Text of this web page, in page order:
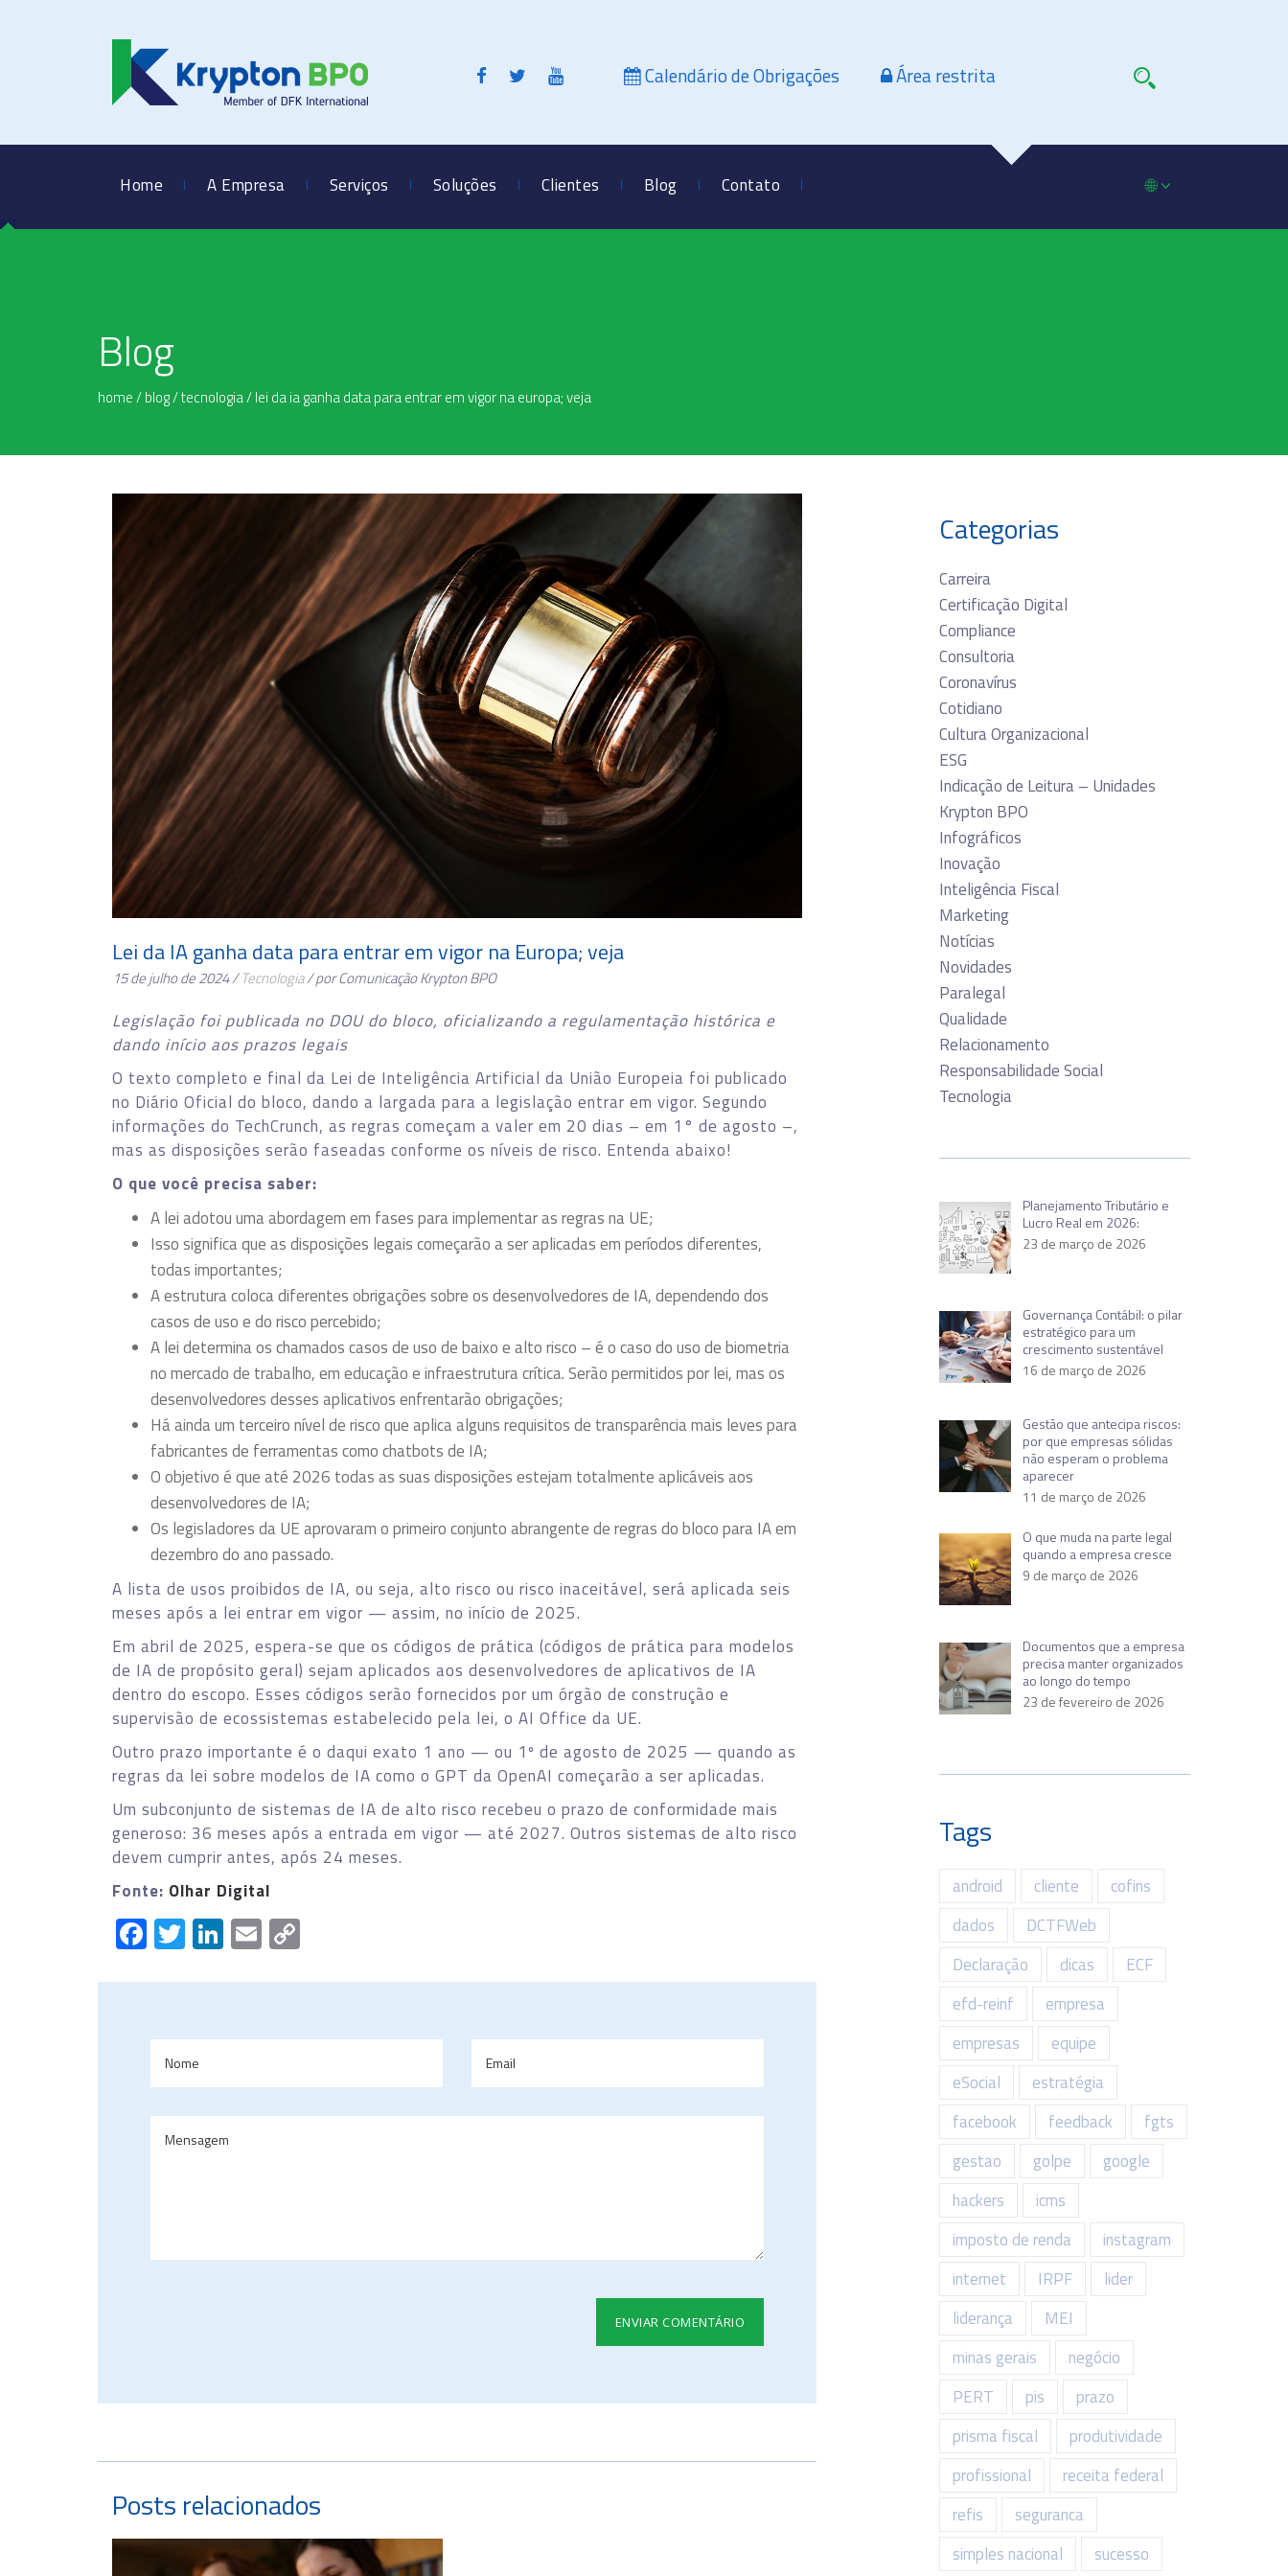
Calendário de Obrigações Área restrita
Home A Empresa Serviços Soluções Clientes Blog Contato 🌐
Blog
home/blog/tecnologia/lei da ia ganha data para entrar em vigor na europa; veja
Lei da IA ganha data para entrar em vigor na Europa; veja
15 de julho de 2024 /Tecnologia/ por Comunicação Krypton BPO
Legislação foi publicada no DOU do bloco, oficializando a regulamentação histórica e
dando início aos prazos legais
O texto completo e final da Lei de Inteligência Artificial da União Europeia foi publicado
no Diário Oficial do bloco, dando a largada para a legislação entrar em vigor. Segundo
informações do TechCrunch, as regras começam a valer em 20 dias – em 1° de agosto –,
mas as disposições serão faseadas conforme os níveis de risco. Entenda abaixo!
O que você precisa saber:
A lei adotou uma abordagem em fases para implementar as regras na UE;
Isso significa que as disposições legais começarão a ser aplicadas em períodos diferentes,
todas importantes;
A estrutura coloca diferentes obrigações sobre os desenvolvedores de IA, dependendo dos
casos de uso e do risco percebido;
A lei determina os chamados casos de uso de baixo e alto risco – é o caso do uso de biometria
no mercado de trabalho, em educação e infraestrutura crítica. Serão permitidos por lei, mas os
desenvolvedores desses aplicativos enfrentarão obrigações;
Há ainda um terceiro nível de risco que aplica alguns requisitos de transparência mais leves para
fabricantes de ferramentas como chatbots de IA;
O objetivo é que até 2026 todas as suas disposições estejam totalmente aplicáveis aos
desenvolvedores de IA;
Os legisladores da UE aprovaram o primeiro conjunto abrangente de regras do bloco para IA em
dezembro do ano passado.
A lista de usos proibidos de IA, ou seja, alto risco ou risco inaceitável, será aplicada seis
meses após a lei entrar em vigor — assim, no início de 2025.
Em abril de 2025, espera-se que os códigos de prática (códigos de prática para modelos
de IA de propósito geral) sejam aplicados aos desenvolvedores de aplicativos de IA
dentro do escopo. Esses códigos serão fornecidos por um órgão de construção e
supervisão de ecossistemas estabelecido pela lei, o AI Office da UE.
Outro prazo importante é o daqui exato 1 ano — ou 1º de agosto de 2025 — quando as
regras da lei sobre modelos de IA como o GPT da OpenAI começarão a ser aplicadas.
Um subconjunto de sistemas de IA de alto risco recebeu o prazo de conformidade mais
generoso: 36 meses após a entrada em vigor — até 2027. Outros sistemas de alto risco
devem cumprir antes, após 24 meses.
Fonte: Olhar Digital
Facebook
Twitter
LinkedIn
Email
Posts relacionados
Categorias
Carreira
Certificação Digital
Compliance
Consultoria
Coronavírus
Cotidiano
Cultura Organizacional
ESG
Indicação de Leitura – Unidades
Krypton BPO
Infográficos
Inovação
Inteligência Fiscal
Marketing
Notícias
Novidades
Paralegal
Qualidade
Relacionamento
Responsabilidade Social
Tecnologia
Planejamento Tributário e
Lucro Real em 2026:
23 de março de 2026
Governança Contábil: o pilar
estratégico para um
crescimento sustentável
16 de março de 2026
Gestão que antecipa riscos:
por que empresas sólidas
não esperam o problema
aparecer
11 de março de 2026
O que muda na parte legal
quando a empresa cresce
9 de março de 2026
Documentos que a empresa
precisa manter organizados
ao longo do tempo
23 de fevereiro de 2026
Tags
android cliente
cofins
dados
DCTFWeb
Declaração
dicas
ECF
efd-reinf
empresa
empresas
equipe
eSocial
estratégia
facebook
feedback
fgts
gestao
golpe
google
hackers
icms
imposto de renda
instagram
internet
IRPF
lider
liderança
MEI
minas gerais
negócio
PERT
pis
prazo
prisma fiscal
produtividade
profissional
receita federal
refis
seguranca
simples nacional
sucesso